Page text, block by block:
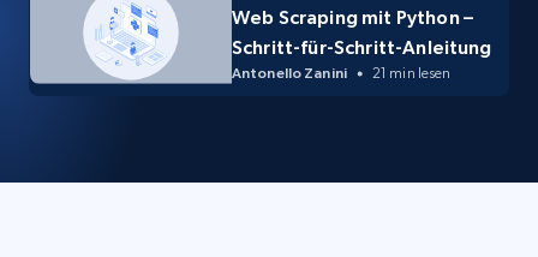
Web Scraping mit Python –
Schritt-für-Schritt-Anleitung
Antonello Zanini 21 min lesen